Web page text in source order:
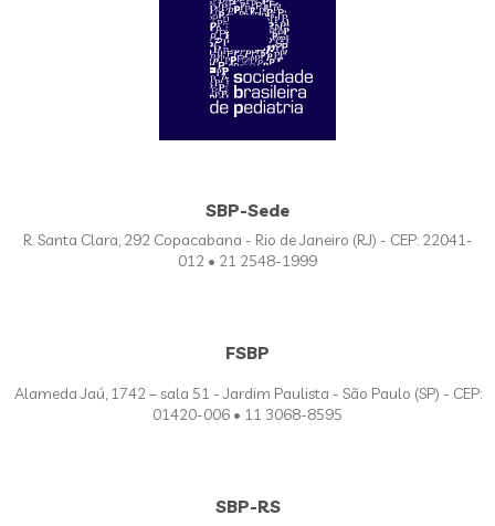
SBP-Sede
R. Santa Clara, 292 Copacabana - Rio de Janeiro (RJ) - CEP: 22041-
012 • 21 2548-1999
FSBP
Alameda Jaú, 1742 – sala 51 - Jardim Paulista - São Paulo (SP) - CEP:
01420-006 • 11 3068-8595
SBP-RS